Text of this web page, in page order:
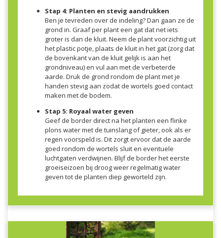
Stap 4: Planten en stevig aandrukken
Ben je tevreden over de indeling? Dan gaan ze de
grond in. Graaf per plant een gat dat net iets
groter is dan de kluit. Neem de plant voorzichtig uit
het plastic potje, plaats de kluit in het gat (zorg dat
de bovenkant van de kluit gelijk is aan het
grondniveau) en vul aan met de verbeterde
aarde. Druk de grond rondom de plant met je
handen stevig aan zodat de wortels goed contact
maken met de bodem.
Stap 5: Royaal water geven
Geef de border direct na het planten een flinke
plons water met de tuinslang of gieter, ook als er
regen voorspeld is. Dit zorgt ervoor dat de aarde
goed rondom de wortels sluit en eventuele
luchtgaten verdwijnen. Blijf de border het eerste
groeiseizoen bij droog weer regelmatig water
geven tot de planten diep geworteld zijn.